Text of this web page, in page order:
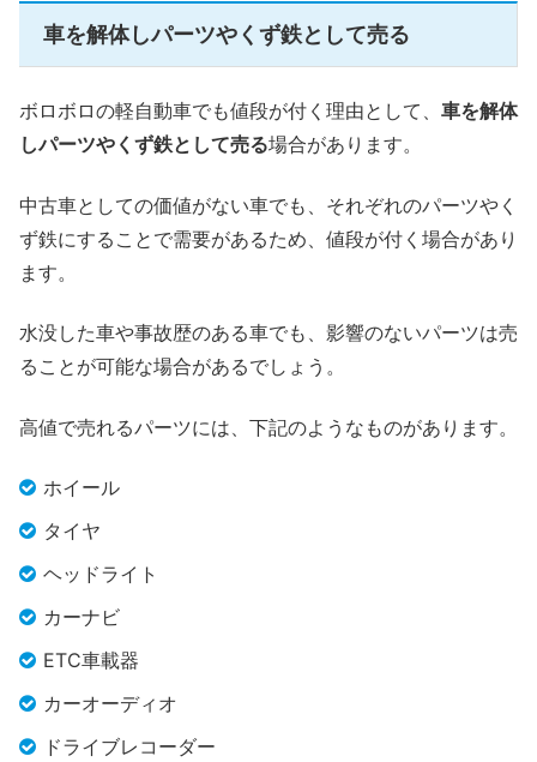
車を解体しパーツやくず鉄として売る
ボロボロの軽自動車でも値段が付く理由として、 車を解体
しパーツやくず鉄として売る場合があります。
中古車としての価値がない車でも、それぞれのパーツやく
ず鉄にすることで需要があるため、値段が付く場合があり
ます。
水没した車や事故歴のある車でも、影響のないパーツは売
ることが可能な場合があるでしょう。
高値で売れるパーツには、下記のようなものがあります。
ホイール
タイヤ
ヘッドライト
カーナビ
ETC車載器
カーオーディオ
ドライブレコーダー